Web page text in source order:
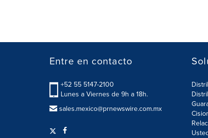
Entre en contacto
+52 55 5147-2100
Lunes a Viernes de 9h a 18h.
sales.mexico@prnewswire.com.mx